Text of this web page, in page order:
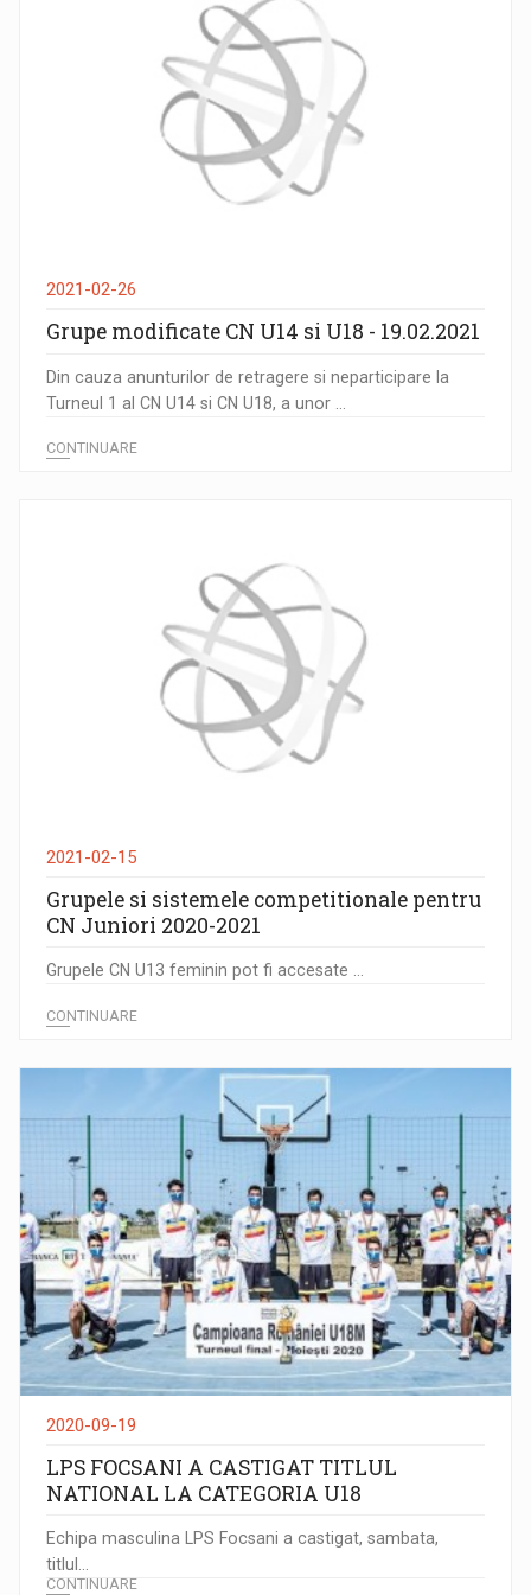
2021-02-26
Grupe modificate CN U14 si U18 - 19.02.2021
Din cauza anunturilor de retragere si neparticipare la
Turneul 1 al CN U14 si CN U18, a unor ...
CONTINUARE
2021-02-15
Grupele si sistemele competitionale pentru
CN Juniori 2020-2021
Grupele CN U13 feminin pot fi accesate ...
CONTINUARE
2020-09-19
LPS FOCSANI A CASTIGAT TITLUL
NATIONAL LA CATEGORIA U18
Echipa masculina LPS Focsani a castigat, sambata,
titlul...
CONTINUARE